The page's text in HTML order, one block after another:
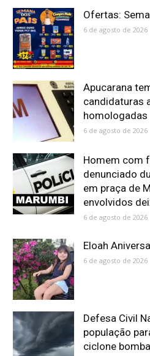
Ofertas:
6 de agosto de 2026
Apucarana
candidaturas
homologadas
6 de agosto de 2026
Homem com
denunciado
em praça de
envolvidos
6 de agosto de 2026
Eloah
6 de agosto de 2026
Defesa Civil
população
ciclone bomba